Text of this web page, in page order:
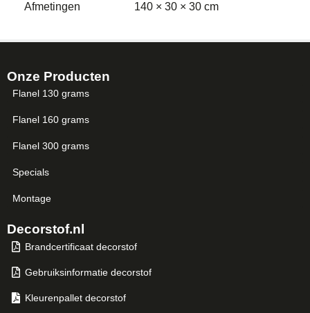
Afmetingen 140 × 30 × 30 cm
Onze Producten
Flanel 130 grams
Flanel 160 grams
Flanel 300 grams
Specials
Montage
Decorstof.nl
Brandcertificaat decorstof
Gebruiksinformatie decorstof
Kleurenpallet decorstof